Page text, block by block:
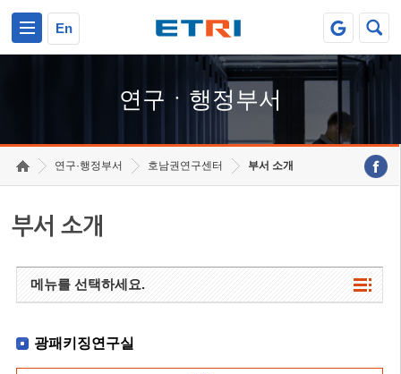
En
연구ㆍ행정부서
연구·행정부서 호남권연구센터 부서 소개
부서 소개
메뉴를 선택하세요.
광패키징연구실